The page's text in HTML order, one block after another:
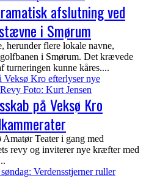
afslutning ved
i Smørum
herunder flere lokale navne,
i Smørum. Det krævede
turneringen kunne kåres....
Veksø Kro efterlyser nye
på Veksø Kro
Teater i gang med
revy og inviterer nye kræfter med
Verdensstjerner ruller